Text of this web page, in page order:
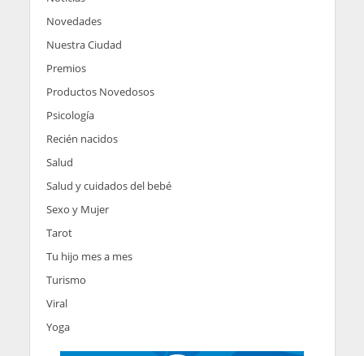
Novedades
Nuestra Ciudad
Premios
Productos Novedosos
Psicología
Recién nacidos
Salud
Salud y cuidados del bebé
Sexo y Mujer
Tarot
Tu hijo mes a mes
Turismo
Viral
Yoga